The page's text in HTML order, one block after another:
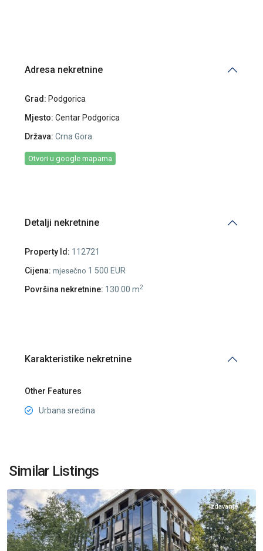
Adresa nekretnine
Grad: Podgorica
Mjesto: Centar Podgorica
Država: Crna Gora
Otvori u google mapama
Detalji nekretnine
Property Id: 112721
Cijena: mjesečno 1 500 EUR
Površina nekretnine: 130.00 m2
Karakteristike nekretnine
Other Features
Urbana sredina
Similar Listings
Podgorica,
Podgorica
Izdavanje